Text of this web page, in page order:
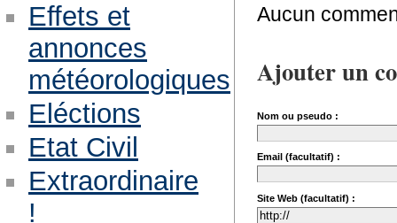
Aucun
Ajouter un
Nom ou pseudo :
Email (facultatif) :
Site Web (facultatif) :
Effets et
annonces
météorologiques
Eléctions
Etat Civil
Extraordinaire
!